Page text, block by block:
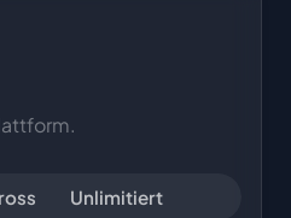
Unlimitiert